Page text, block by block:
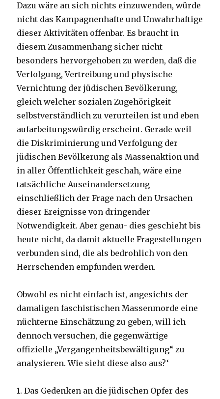
Dazu wäre an sich nichts einzuwenden, würde
nicht das Kampagnenhafte und Unwahrhaftige
dieser Aktivitäten offenbar. Es braucht in
diesem Zusammenhang sicher nicht
besonders hervorgehoben zu werden, daß die
Verfolgung, Vertreibung und physische
Vernichtung der jüdischen Bevölkerung,
gleich welcher sozialen Zugehörigkeit
selbstverständlich zu verurteilen ist und eben
aufarbeitungswürdig erscheint. Gerade weil
die Diskriminierung und Verfolgung der
jüdischen Bevölkerung als Massenaktion und
in aller Öffentlichkeit geschah, wäre eine
tatsächliche Auseinandersetzung
einschließlich der Frage nach den Ursachen
dieser Ereignisse von dringender
Notwendigkeit. Aber genau- dies geschieht bis
heute nicht, da damit aktuelle Fragestellungen
verbunden sind, die als bedrohlich von den
Herrschenden empfunden werden.
Obwohl es nicht einfach ist, angesichts der
damaligen faschistischen Massenmorde eine
nüchterne Einschätzung zu geben, will ich
dennoch versuchen, die gegenwärtige
offizielle „Vergangenheitsbewältigung“ zu
analysieren. Wie sieht diese also aus?‘
1. Das Gedenken an die jüdischen Opfer des